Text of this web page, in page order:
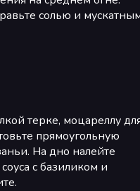
солью и
терке, моцареллу
прямоугольную
На дно налейте
с базиликом и